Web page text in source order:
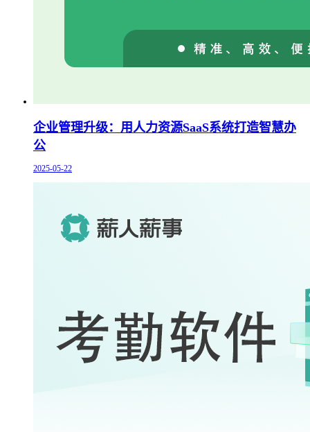
企业管理升级：用人力资源SaaS系统打造智慧办
公
2025-05-22